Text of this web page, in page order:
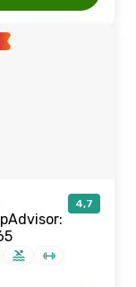
4,7